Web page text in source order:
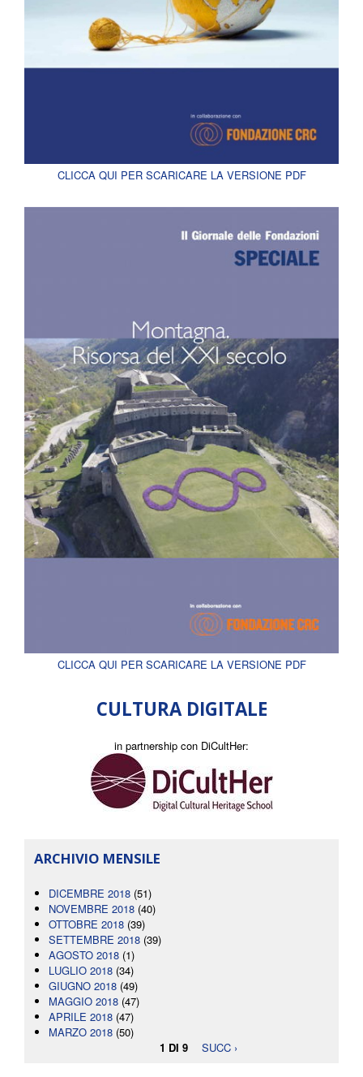
CLICCA QUI PER SCARICARE LA VERSIONE PDF
CLICCA QUI PER SCARICARE LA VERSIONE PDF
CULTURA DIGITALE
in partnership con DiCultHer:
ARCHIVIO MENSILE
DICEMBRE 2018 (51)
NOVEMBRE 2018 (40)
OTTOBRE 2018 (39)
SETTEMBRE 2018 (39)
AGOSTO 2018 (1)
LUGLIO 2018 (34)
GIUGNO 2018 (49)
MAGGIO 2018 (47)
APRILE 2018 (47)
MARZO 2018 (50)
1 DI 9
SUCC ›